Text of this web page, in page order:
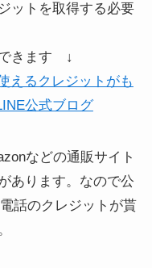
ットを取得する必要
きます ↓
えるクレジットがも
公式ブログ
などの通販サイト
あります。なので公
話のクレジットが貰